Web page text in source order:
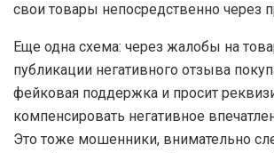
свои товары непосредственно через
Еще одна схема: через жалобы на
публикации негативного отзыва
фейковая поддержка и просит
компенсировать негативное
Это тоже мошенники, внимательно